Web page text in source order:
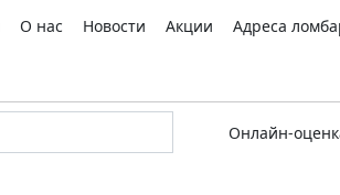
О нас Новости Акции
Адреса
Онлайн-